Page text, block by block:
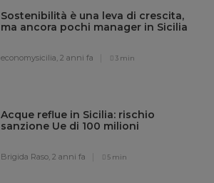
Sostenibilità è una leva di crescita,
ma ancora pochi manager in Sicilia
economysicilia,2 anni fa 3 min
Acque reflue in Sicilia: rischio
sanzione Ue di 100 milioni
Brigida Raso,2 anni fa 5 min